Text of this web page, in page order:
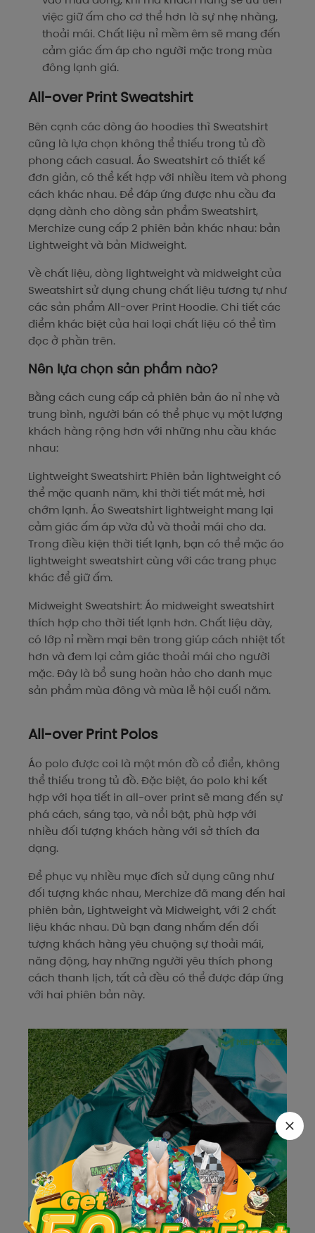
việc giữ ấm cho cơ thể hơn là sự nhẹ nhàng,
thoải mái. Chất liệu nỉ mềm êm sẽ mang đến
cảm giác ấm áp cho người mặc trong mùa
đông lạnh giá.
All-over Print Sweatshirt
Bên cạnh các dòng áo hoodies thì Sweatshirt
cũng là lựa chọn không thể thiếu trong tủ đồ
phong cách casual. Áo Sweatshirt có thiết kế
đơn giản, có thể kết hợp với nhiều item và phong
cách khác nhau. Để đáp ứng được nhu cầu đa
dạng dành cho dòng sản phẩm Sweatshirt,
Merchize cung cấp 2 phiên bản khác nhau: bản
Lightweight và bản Midweight.
Về chất liệu, dòng lightweight và midweight của
Sweatshirt sử dụng chung chất liệu tương tự như
các sản phẩm All-over Print Hoodie. Chi tiết các
điểm khác biệt của hai loại chất liệu có thể tìm
đọc ở phần trên.
Nên lựa chọn sản phẩm nào?
Bằng cách cung cấp cả phiên bản áo nỉ nhẹ và
trung bình, người bán có thể phục vụ một lượng
khách hàng rộng hơn với những nhu cầu khác
nhau:
Lightweight Sweatshirt: Phiên bản lightweight có
thể mặc quanh năm, khi thời tiết mát mẻ, hơi
chớm lạnh. Áo Sweatshirt lightweight mang lại
cảm giác ấm áp vừa đủ và thoải mái cho da.
Trong điều kiện thời tiết lạnh, bạn có thể mặc áo
lightweight sweatshirt cùng với các trang phục
khác để giữ ấm.
Midweight Sweatshirt: Áo midweight sweatshirt
thích hợp cho thời tiết lạnh hơn. Chất liệu dày,
có lớp nỉ mềm mại bên trong giúp cách nhiệt tốt
hơn và đem lại cảm giác thoải mái cho người
mặc. Đây là bổ sung hoàn hảo cho danh mục
sản phẩm mùa đông và mùa lễ hội cuối năm.
All-over Print Polos
Áo polo được coi là một món đồ cổ điển, không
thể thiếu trong tủ đồ. Đặc biệt, áo polo khi kết
hợp với họa tiết in all-over print sẽ mang đến sự
phá cách, sáng tạo, và nổi bật, phù hợp với
nhiều đối tượng khách hàng với sở thích đa
dạng.
Để phục vụ nhiều mục đích sử dụng cũng như
đối tượng khác nhau, Merchize đã mang đến hai
phiên bản, Lightweight và Midweight, với 2 chất
liệu khác nhau. Dù bạn đang nhắm đến đối
tượng khách hàng yêu chuộng sự thoải mái,
năng động, hay những người yêu thích phong
cách thanh lịch, tất cả đều có thể được đáp ứng
với hai phiên bản này.